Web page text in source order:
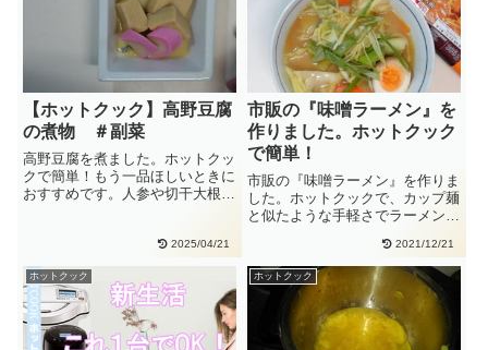
【ホットクック】高野豆腐
の煮物 ＃副菜
高野豆腐を煮ました。ホットクッ
クで簡単！もう一品ほしいときに
おすすめです。人参や切干大根を
2025/04/21
市販の『味噌ラーメン』を
作りました。ホットクック
で簡単！
市販の『味噌ラーメン』を作りま
した。ホットクックで、カップ麺
と似たような手軽さでラーメンが
2021/12/21
ホットクック ホットクック